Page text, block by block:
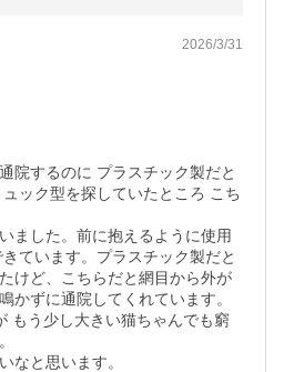
2026/3/31
院するのに プラスチック製だと
ック型を探していたところ こち
ました。前に抱えるように使用
ています。プラスチック製だと
けど、こちらだと網目から外が
かずに通院してくれています。
もう少し大きい猫ちゃんでも窮
なと思います。